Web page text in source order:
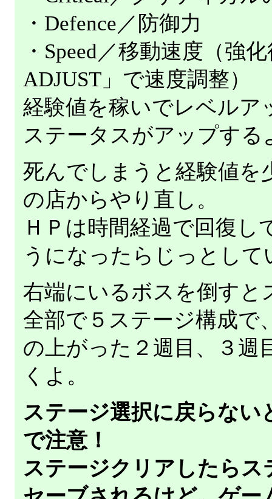
・Defence／防御力
・Speed／移動速度（強
ADJUST」で速度調整）
経験値を稼いでレベルア
ステータスがアップする
死んでしまうと経験値を
の店からやり直し。
ＨＰは時間経過で回復し
うになったらじっとして
右端にいるボスを倒すと
全部で５ステージ構成で
の上がった２週目、３週
くよ。
ステージ選択に戻らない
で注意！
ステージクリアしたらス